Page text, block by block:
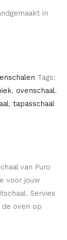
in
Tags:
, ovenschaal,
, tapasschaal
van Puro
voor jouw
Servies
oven op